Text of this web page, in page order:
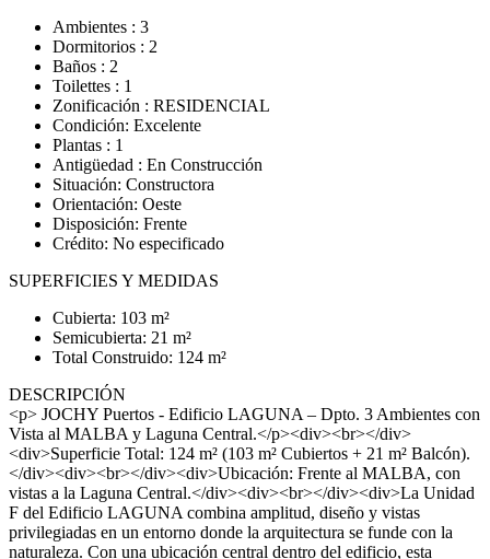
Ambientes : 3
Dormitorios : 2
Baños : 2
Toilettes : 1
Zonificación : RESIDENCIAL
Condición: Excelente
Plantas : 1
Antigüedad : En Construcción
Situación: Constructora
Orientación: Oeste
Disposición: Frente
Crédito: No especificado
SUPERFICIES Y MEDIDAS
Cubierta: 103 m²
Semicubierta: 21 m²
Total Construido: 124 m²
DESCRIPCIÓN
<p> JOCHY Puertos - Edificio LAGUNA – Dpto. 3 Ambientes con
Vista al MALBA y Laguna Central.</p><div><br></div>
<div>Superficie Total: 124 m² (103 m² Cubiertos + 21 m² Balcón).
</div><div><br></div><div>Ubicación: Frente al MALBA, con
vistas a la Laguna Central.</div><div><br></div><div>La Unidad
F del Edificio LAGUNA combina amplitud, diseño y vistas
privilegiadas en un entorno donde la arquitectura se funde con la
naturaleza. Con una ubicación central dentro del edificio, esta